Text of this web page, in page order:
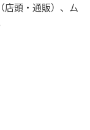
店頭・通販）、ム